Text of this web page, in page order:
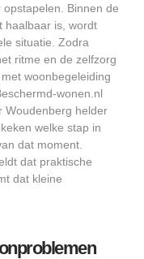
Binnen de
haalbaar is, wordt
situatie. Zodra
ritme en de zelfzorg
woonbegeleiding
wonen.nl
Woudenberg helder
welke stap in
dat moment.
dat praktische
dat kleine